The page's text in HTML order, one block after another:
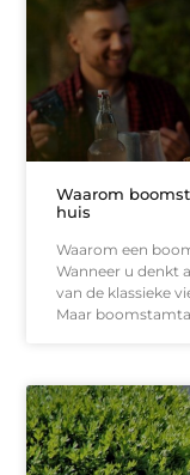
Waarom
huis
Waarom een
Wanneer u denkt
van de klassieke
Maar